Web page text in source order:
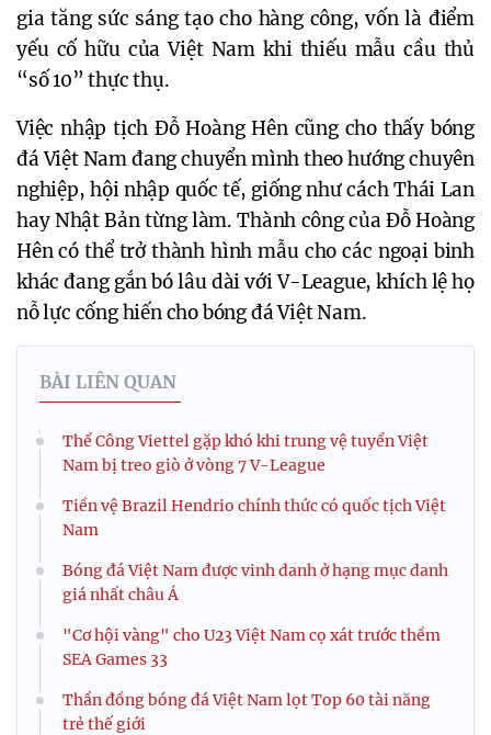
gia tăng sức sáng tạo cho hàng công, vốn là điểm
yếu cố hữu của Việt Nam khi thiếu mẫu cầu thủ
“số 10” thực thụ.
Việc nhập tịch Đỗ Hoàng Hên cũng cho thấy bóng
đá Việt Nam đang chuyển mình theo hướng chuyên
nghiệp, hội nhập quốc tế, giống như cách Thái Lan
hay Nhật Bản từng làm. Thành công của Đỗ Hoàng
Hên có thể trở thành hình mẫu cho các ngoại binh
khác đang gắn bó lâu dài với V-League, khích lệ họ
nỗ lực cống hiến cho bóng đá Việt Nam.
BÀI LIÊN QUAN
Thể Công Viettel gặp khó khi trung vệ tuyển Việt
Nam bị treo giò ở vòng 7 V-League
Tiền vệ Brazil Hendrio chính thức có quốc tịch Việt
Nam
Bóng đá Việt Nam được vinh danh ở hạng mục danh
giá nhất châu Á
"Cơ hội vàng" cho U23 Việt Nam cọ xát trước thềm
SEA Games 33
Thần đồng bóng đá Việt Nam lọt Top 60 tài năng
trẻ thế giới